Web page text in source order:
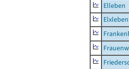
Elleben
Elxleben